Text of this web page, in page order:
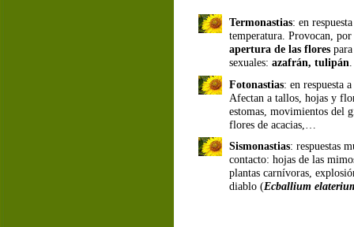
Termonastias: en
temperatura. Provocan,
apertura de las flores
sexuales: azafrán, tulipán.
Fotonastias: en respuesta
Afectan a tallos, hojas y
estomas, movimientos del
flores de acacias,…
Sismonastias: respuestas
contacto: hojas de las
plantas carnívoras,
diablo (Ecballium